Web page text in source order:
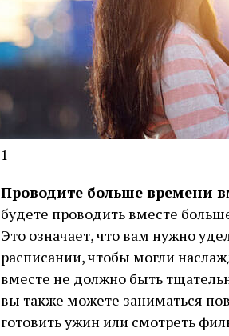
1
Проводите больше времени
будете проводить вместе
Это означает, что вам нужно
расписании, чтобы могли
вместе не должно быть
вы также можете заниматься
готовить ужин или смотреть